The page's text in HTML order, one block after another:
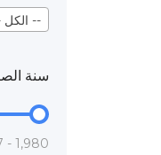
-- الكل
سنة
1,980 - 2,027